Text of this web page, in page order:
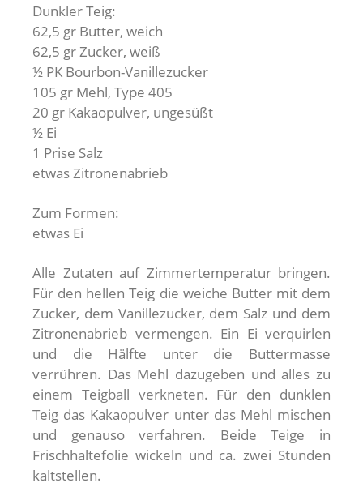
Dunkler Teig:
62,5 gr Butter, weich
62,5 gr Zucker, weiß
½ PK Bourbon-Vanillezucker
105 gr Mehl, Type 405
20 gr Kakaopulver, ungesüßt
½ Ei
1 Prise Salz
etwas Zitronenabrieb
Zum Formen:
etwas Ei
Alle Zutaten auf Zimmertemperatur bringen.
Für den hellen Teig die weiche Butter mit dem
Zucker, dem Vanillezucker, dem Salz und dem
Zitronenabrieb vermengen. Ein Ei verquirlen
und die Hälfte unter die Buttermasse
verrühren. Das Mehl dazugeben und alles zu
einem Teigball verkneten. Für den dunklen
Teig das Kakaopulver unter das Mehl mischen
und genauso verfahren. Beide Teige in
Frischhaltefolie wickeln und ca. zwei Stunden
kaltstellen.